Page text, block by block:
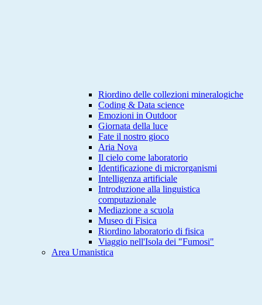
Riordino delle collezioni mineralogiche
Coding & Data science
Emozioni in Outdoor
Giornata della luce
Fate il nostro gioco
Aria Nova
Il cielo come laboratorio
Identificazione di microrganismi
Intelligenza artificiale
Introduzione alla linguistica
computazionale
Mediazione a scuola
Museo di Fisica
Riordino laboratorio di fisica
Viaggio nell'Isola dei "Fumosi"
Area Umanistica